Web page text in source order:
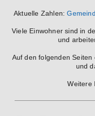
Aktuelle Zahlen:
Viele Einwohner sind in
und
Auf den folgenden
und
Weitere